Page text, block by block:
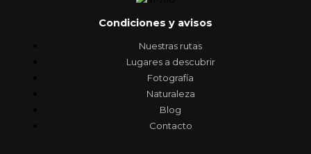
Condiciones y avisos
Nuestras rutas
Lugares a descubrir
Fotografía
Naturaleza
Blog
Contacto